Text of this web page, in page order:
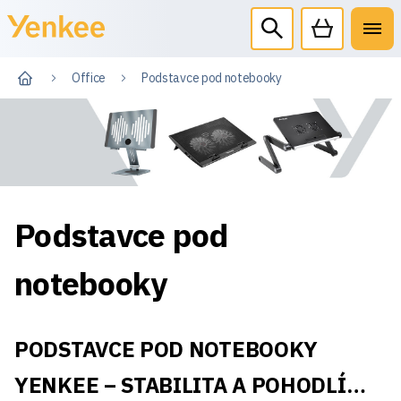
Office Podstavce pod notebooky
Podstavce pod
notebooky
PODSTAVCE POD NOTEBOOKY
YENKEE – STABILITA A POHODLÍ